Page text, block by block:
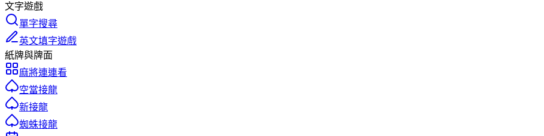
文字遊戲
單字搜尋
英文填字遊戲
紙牌與牌面
麻將連連看
空當接龍
新接龍
蜘蛛接龍